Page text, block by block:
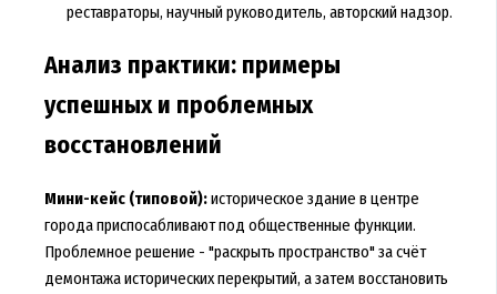
реставраторы, научный руководитель, авторский надзор.
Анализ практики: примеры
успешных и проблемных
восстановлений
Мини-кейс (типовой):историческое здание в центре
города приспосабливают под общественные функции.
Проблемное решение - "раскрыть пространство" за счёт
демонтажа исторических перекрытий, а затем восстановить